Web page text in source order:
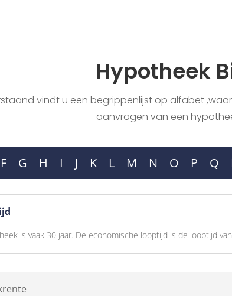
Hypotheek
vindt u een begrippenlijst op alfabet
aanvragen van een
F G H I J K L M N O P Q
is vaak 30 jaar. De economische looptijd is de looptijd